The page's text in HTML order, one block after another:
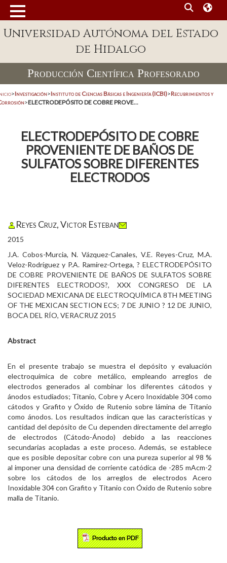
Universidad Autónoma del Estado
de Hidalgo
Producción Científica Profesorado
>Investigación>Instituto de Ciencias Básicas e Ingeniería (ICBI)>Recubrimientos y
>ELECTRODEPÓSITO DE COBRE PROVE...
ELECTRODEPÓSITO DE COBRE
PROVENIENTE DE BAÑOS DE
SULFATOS SOBRE DIFERENTES
ELECTRODOS
Reyes Cruz, Victor Esteban
2015
J.A. Cobos-Murcia, N. Vázquez-Canales, V.E. Reyes-Cruz, M.A.
Veloz-Rodríguez y P.A. Ramírez-Ortega, ? ELECTRODEPÓSITO
DE COBRE PROVENIENTE DE BAÑOS DE SULFATOS SOBRE
DIFERENTES ELECTRODOS?, XXX CONGRESO DE LA
SOCIEDAD MEXICANA DE ELECTROQUÍMICA 8TH MEETING
OF THE MEXICAN SECTION ECS; 7 DE JUNIO ? 12 DE JUNIO,
BOCA DEL RÍO, VERACRUZ 2015
Abstract
En el presente trabajo se muestra el depósito y evaluación
electroquímica de cobre metálico, empleando arreglos de
electrodos generados al combinar los diferentes cátodos y
ánodos estudiados; Titanio, Cobre y Acero Inoxidable 304 como
cátodos y Grafito y Óxido de Rutenio sobre lámina de Titanio
como ánodos. Los resultados indican que las características y
cantidad del depósito de Cu dependen directamente del arreglo
de electrodos (Cátodo-Ánodo) debido a las reacciones
secundarias acopladas a este proceso. Además, se establece
que es posible depositar cobre con una pureza superior al 98 %
al imponer una densidad de corriente catódica de -285 mAcm-2
sobre los cátodos de los arreglos de electrodos Acero
Inoxidable 304 con Grafito y Titanio con Óxido de Rutenio sobre
malla de Titanio.